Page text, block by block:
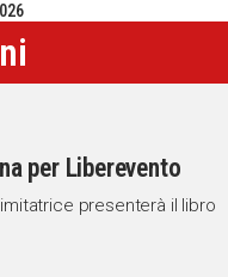
per Liberevento
presenterà il libro